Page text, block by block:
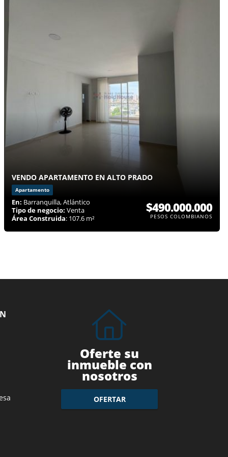
VENDO APARTAMENTO EN ALTO PRADO
Apartamento
En: Barranquilla, Atlántico
Tipo de negocio: Venta
Área Construida: 107.6 m²
$490.000.000
PESOS COLOMBIANOS
Oferte su
inmueble con
nosotros
OFERTAR